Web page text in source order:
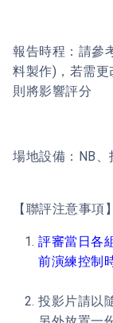
報告時程：請參
料製作)，若需
則將影響評分
場地設備：NB
【聯評注意事項】
評審當日各
前演練控制
投影片請以